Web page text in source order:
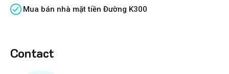
Mua bán nhà mặt tiền Đường K300
Contact